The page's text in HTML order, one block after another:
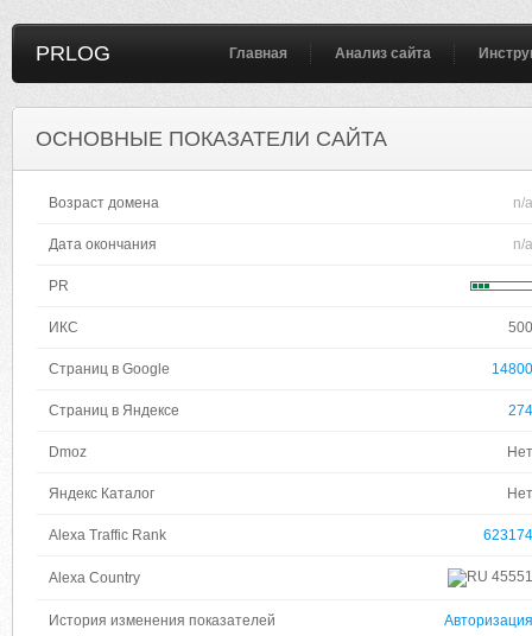
PRLOG Главная Анализ сайта
ОСНОВНЫЕ ПОКАЗАТЕЛИ САЙТА
Возраст домена n/a
Дата окончания n/a
PR
ИКС 500
Страниц в Google 14800
Страниц в Яндексе 274
Dmoz Нет
Яндекс Каталог Нет
Alexa Traffic Rank 623174
Alexa Country 45551
История изменения показателей Авторизация